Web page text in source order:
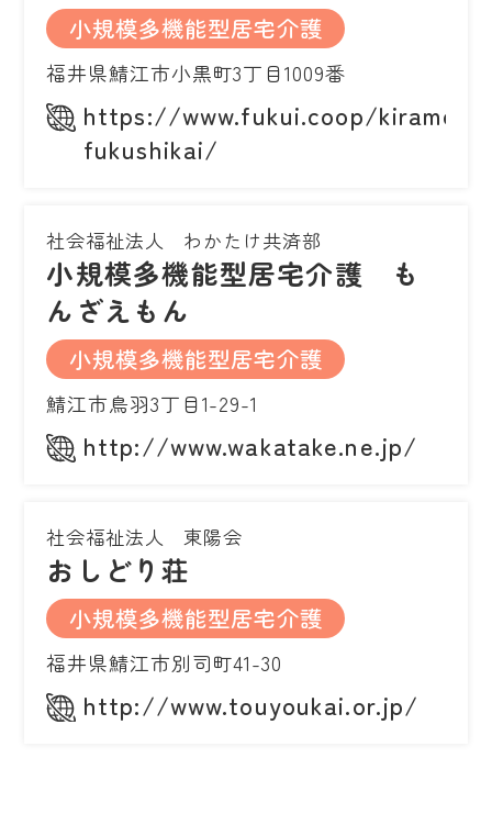
小規模多機能型居宅介護
福井県鯖江市小黒町3丁目1009番
https://www.fukui.coop/kirameki-
fukushikai/
社会福祉法人 わかたけ共済部
小規模多機能型居宅介護 も
んざえもん
小規模多機能型居宅介護
鯖江市鳥羽3丁目1-29-1
http://www.wakatake.ne.jp/
社会福祉法人 東陽会
おしどり荘
小規模多機能型居宅介護
福井県鯖江市別司町41-30
http://www.touyoukai.or.jp/